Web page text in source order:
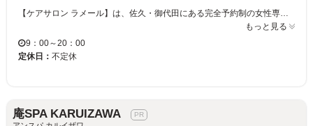
【ケアサロン ラメール】は、佐久・御代田にある完全予約制の女性専用サロンです♪サロン内は、心からリラックスできるように、内装も優しい色合いを使い、心地よい空間を作っております☆はじめての方でも、まずはじっくりカウンセリングを行い、現在の状態やご希望を伺ってから、お客様に合った施術をご提案いたしますので、安心してお任せください♪ 《おすすめメニュー》【リラックスアロママッサージ 120分】アロマミストサウナとアロママッサージのメニューです。アロマオイルも香りが心と体をリラックスでき、心に安らぎが持てるメニューです。アロマオイルも厳選されたものを使い極上のひと時を提供いたします☆ 年齢に関係なく、たくさんの女性が疲れた心と体がリラックスでき、元気を取り戻せるように施術させていただいております！是非一度お越しくださいませ。ご来店お待ちしております☆
もっと見る
9：00～20：00
定休日： 不定休
庵SPA KARUIZAWA